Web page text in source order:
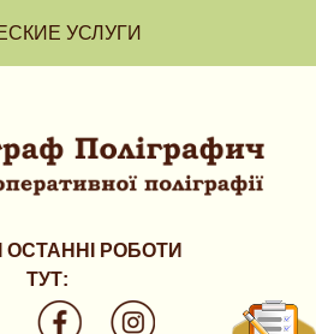
УСЛУГИ
ОСТАННІ РОБОТИ
ТУТ: